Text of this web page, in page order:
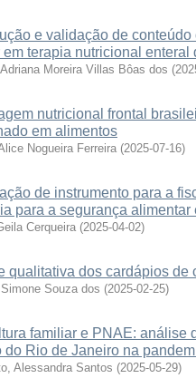
e validação de
em terapia nutricional enteral
Moreira Villas Bôas dos (
nutricional frontal
em alimentos
Nogueira Ferreira (2025-07-16)
de instrumento para a
para a segurança alimentar
Cerqueira (2025-04-02)
qualitativa dos cardápios de
Souza dos (2025-02-25)
familiar e PNAE: análise
do Rio de Janeiro na
Alessandra Santos (2025-05-29)